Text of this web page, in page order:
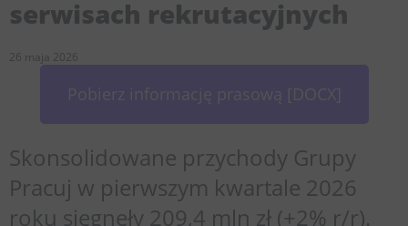
serwisach rekrutacyjnych
26 maja 2026
Skonsolidowane przychody Grupy
Pracuj w pierwszym kwartale 2026
roku sięgnęły 209,4 mln zł (+2% r/r).